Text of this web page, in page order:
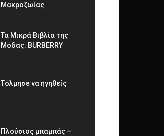
Μακροζωίας
Τα Μικρά Βιβλία της
Μόδας: BURBERRY
Τόλμησε να ηγηθείς
Πλούσιος μπαμπάς –